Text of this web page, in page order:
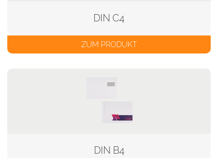
DIN C4
ZUM PRODUKT
DIN B4